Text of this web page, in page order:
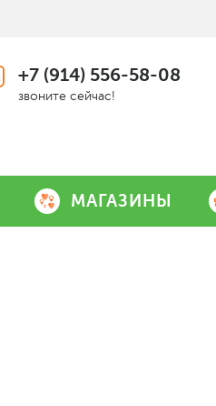
+7 (914) 556-58-08
звоните сейчас!
МАГАЗИНЫ